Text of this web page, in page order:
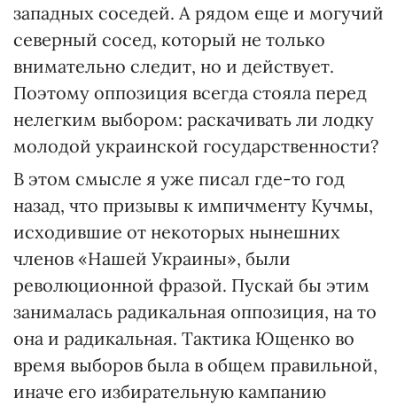
западных соседей. А рядом еще и могучий
северный сосед, который не только
внимательно следит, но и действует.
Поэтому оппозиция всегда стояла перед
нелегким выбором: раскачивать ли лодку
молодой украинской государственности?
В этом смысле я уже писал где-то год
назад, что призывы к импичменту Кучмы,
исходившие от некоторых нынешних
членов «Нашей Украины», были
революционной фразой. Пускай бы этим
занималась радикальная оппозиция, на то
она и радикальная. Тактика Ющенко во
время выборов была в общем правильной,
иначе его избирательную кампанию